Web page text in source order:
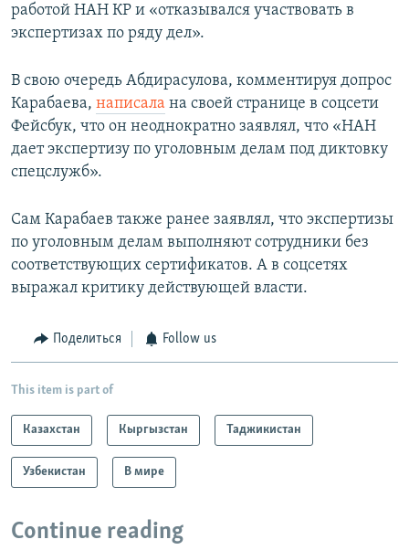
работой НАН КР и «отказывался участвовать в
экспертизах по ряду дел».
В свою очередь Абдирасулова, комментируя допрос
Карабаева, написала на своей странице в соцсети
Фейсбук, что он неоднократно заявлял, что «НАН
дает экспертизу по уголовным делам под диктовку
спецслужб».
Сам Карабаев также ранее заявлял, что экспертизы
по уголовным делам выполняют сотрудники без
соответствующих сертификатов. А в соцсетях
выражал критику действующей власти.
Поделиться Follow us
This item is part of
Казахстан Кыргызстан Таджикистан
Узбекистан В мире
Continue reading